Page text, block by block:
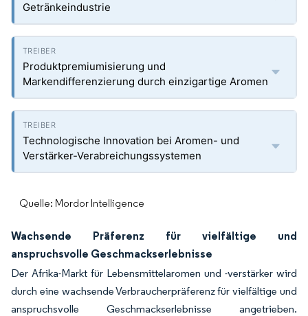
Getränkeindustrie
Produktpremiumisierung und
Markendifferenzierung durch einzigartige Aromen
Technologische Innovation bei Aromen- und
Verstärker-Verabreichungssystemen
Quelle: Mordor Intelligence
Wachsende Präferenz für vielfältige und
anspruchsvolle Geschmackserlebnisse
Der Afrika-Markt für Lebensmittelaromen und -verstärker wird
durch eine wachsende Verbraucherpräferenz für vielfältige und
anspruchsvolle Geschmackserlebnisse angetrieben.